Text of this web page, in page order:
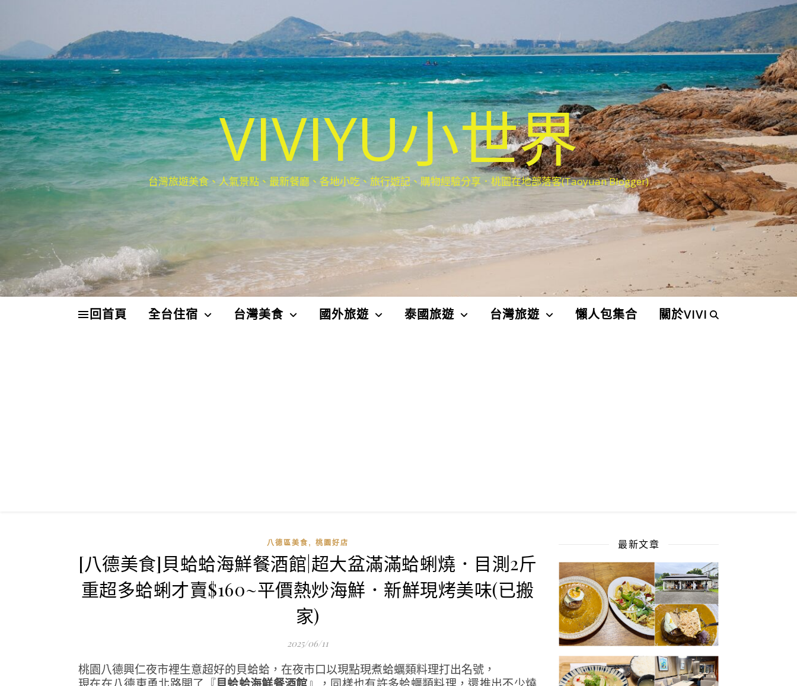
VIVIYU小世界
台灣旅遊美食、人氣景點、最新餐廳、各地小吃、旅行遊記、購物經驗分享．桃園在地部落客(Taoyuan Blogger)
回首頁 全台住宿 台灣美食 國外旅遊 泰國旅遊 台灣旅遊 懶人包集合 關於VIVI
八德區美食 , 桃園好店
[八德美食]貝蛤蛤海鮮餐酒館|超大盆滿滿蛤蜊燒．目測2斤
重超多蛤蜊才賣$160~平價熱炒海鮮．新鮮現烤美味(已搬
家)
2025/06/11
桃園八德興仁夜市裡生意超好的貝蛤蛤，在夜市口以現點現煮蛤蠣類料理打出名號，
最新文章